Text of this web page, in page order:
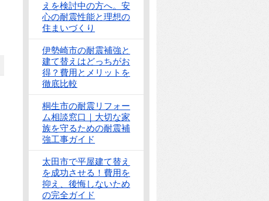
えを検討中の方へ。安
心の耐震性能と理想の
住まいづくり
伊勢崎市の耐震補強と
建て替えはどっちがお
得？費用とメリットを
徹底比較
桐生市の耐震リフォー
ム相談窓口｜大切な家
族を守るための耐震補
強工事ガイド
太田市で平屋建て替え
を成功させる！費用を
抑え、後悔しないため
の完全ガイド